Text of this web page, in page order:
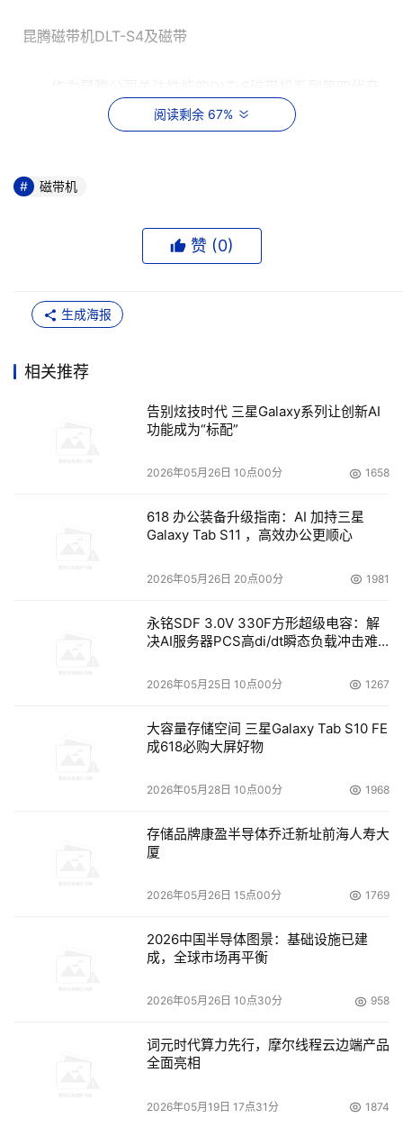
昆腾磁带机DLT-S4及磁带
品（前身为SDLTTM），面对负担过度的、与日益增长的数
据紧密联系的存储网络，DLT-S4提供了前所未有的容量和
备份远程办公室或者远程机构的所有数据。这一点在分级存
上，DLT-S4的容量是其他同类产品的两倍；同一存储容量
上，DLT-S4的价格是其他同类产品的一半。举例来说，预
4U磁带自动化方案；而现在，用户可以以同样的价格和架
果用户只是希望购买容量为25 TB的方案，则只需七千美元
空间和一半的预算就解决了问题。
通过在昆腾公司的PX720企业级磁带库中应用DLT-
磁带自动化系统；当把5个机架通过CrossLink
MechanismTM相连，则容量高达5PB。这样，用户只用很
磁带库还具有基于Web的密钥管理特性，为系统管理员提供
基于角色的安全性，便于轻松创立、分配和管理DLTSage
保存、备份或者导出到其他PX720磁带库中。
领先的软件方案提供商Epicor软件公司网络工程师
机会持续扩展我们的数据存储需求，用户需要一个可持续、
与目前现有的虚拟磁带投资环境同步。随着不断增加的法规
无需额外费用就可以帮助用户解决这些问题。”
DLT-S4协助用户着眼未来
昆腾的第七代产品技术发展线路图标示了当今的自动
DLT-S4在这方面协助用户着眼未来；并为分级存储磁带建
立了全新范例，拥有内嵌智能和DLTSage的轻松管理特
阅读剩余 67%
磁带机
赞 (0)
生成海报
相关推荐
告别炫技时代 三星Galaxy系列让创新AI
功能成为“标配”
2026年05月26日 10点00分 1658
618 办公装备升级指南：AI 加持三星
Galaxy Tab S11 ，高效办公更顺心
2026年05月26日 20点00分 1981
永铭SDF 3.0V 330F方形超级电容：解
决AI服务器PCS高di/dt瞬态负载冲击难
2026年05月25日 10点00分 1267
大容量存储空间 三星Galaxy Tab S10 FE
成618必购大屏好物
2026年05月28日 10点00分 1968
存储品牌康盈半导体乔迁新址前海人寿大
厦
2026年05月26日 15点00分 1769
2026中国半导体图景：基础设施已建
成，全球市场再平衡
2026年05月26日 10点30分 958
词元时代算力先行，摩尔线程云边端产品
全面亮相
2026年05月19日 17点31分 1874